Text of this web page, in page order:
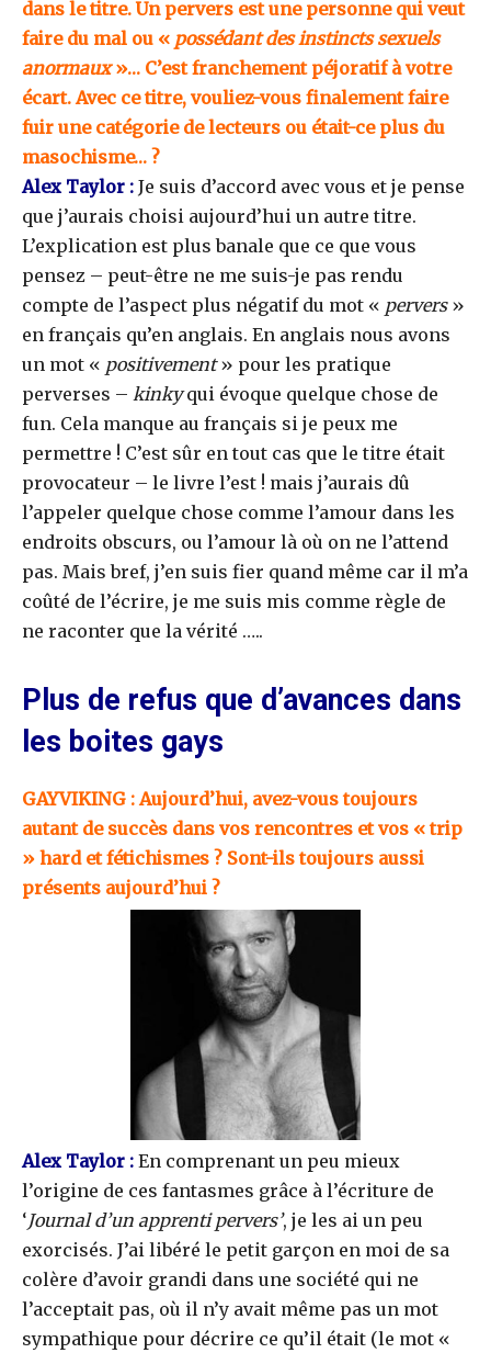
dans le titre. Un pervers est une personne qui veut
faire du mal ou « possédant des instincts sexuels
anormaux»… C’est franchement péjoratif à votre
écart. Avec ce titre, vouliez-vous finalement faire
fuir une catégorie de lecteurs ou était-ce plus du
masochisme… ?
Alex Taylor : Je suis d’accord avec vous et je pense
que j’aurais choisi aujourd’hui un autre titre.
L’explication est plus banale que ce que vous
pensez – peut-être ne me suis-je pas rendu
compte de l’aspect plus négatif du mot « pervers»
en français qu’en anglais. En anglais nous avons
un mot « positivement» pour les pratique
perverses – kinkyqui évoque quelque chose de
fun. Cela manque au français si je peux me
permettre ! C’est sûr en tout cas que le titre était
provocateur – le livre l’est ! mais j’aurais dû
l’appeler quelque chose comme l’amour dans les
endroits obscurs, ou l’amour là où on ne l’attend
pas. Mais bref, j’en suis fier quand même car il m’a
coûté de l’écrire, je me suis mis comme règle de
ne raconter que la vérité …..
Plus de refus que d’avances dans
les boites gays
GAYVIKING : Aujourd’hui, avez-vous toujours
autant de succès dans vos rencontres et vos « trip
» hard et fétichismes ? Sont-ils toujours aussi
présents aujourd’hui ?
Alex Taylor : En comprenant un peu mieux
l’origine de ces fantasmes grâce à l’écriture de
‘Journal d’un apprenti pervers’, je les ai un peu
exorcisés. J’ai libéré le petit garçon en moi de sa
colère d’avoir grandi dans une société qui ne
l’acceptait pas, où il n’y avait même pas un mot
sympathique pour décrire ce qu’il était (le mot «